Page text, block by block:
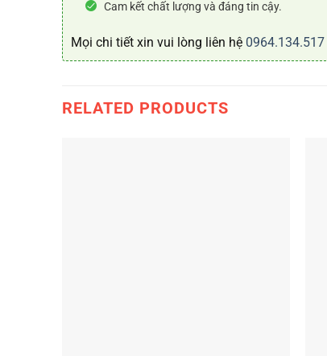
Cam kết chất lượng và đáng tin cậy.
Mọi chi tiết xin vui lòng liên hệ 0964.134.517
RELATED PRODUCTS